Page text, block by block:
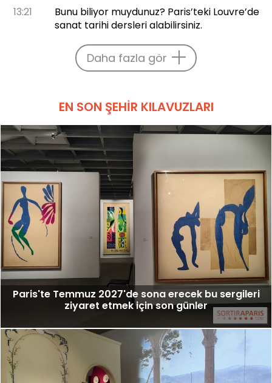
13:21
Bunu biliyor muydunuz? Paris’teki Louvre’de
sanat tarihi dersleri alabilirsiniz.
Daha fazla gör
EN SON ŞEHIR KILAVUZLARI
Paris'te Temmuz 2027'de sona erecek bu sergileri
ziyaret etmek için son günler